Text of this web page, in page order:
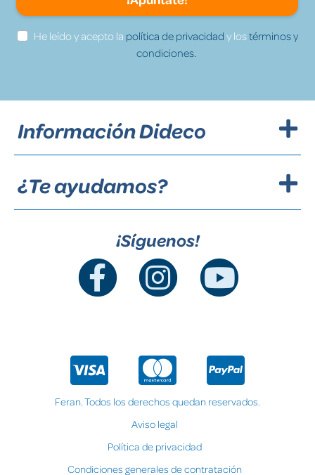
He leído y acepto la política de privacidad y lostérminos y
condiciones.
Información Dideco
¿Te ayudamos?
¡Síguenos!
Feran. Todos los derechos quedan reservados.
Aviso legal
Política de privacidad
Condiciones generales de contratación